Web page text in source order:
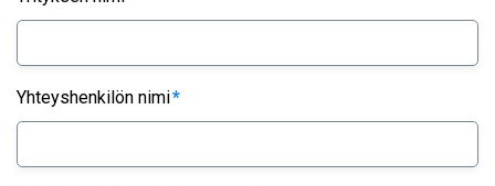
Yhteyshenkilön nimi*